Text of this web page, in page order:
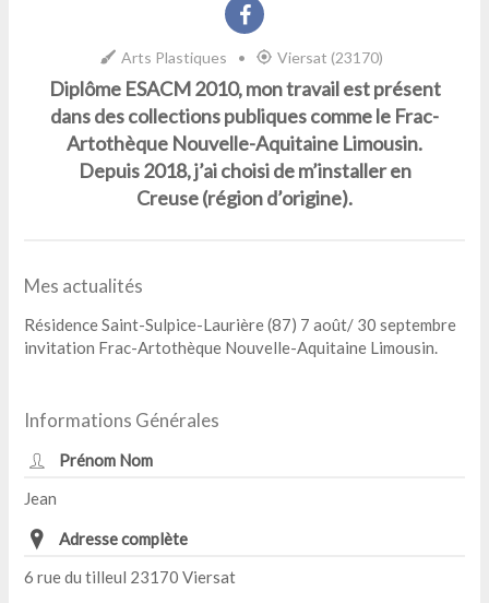
Arts Plastiques • Viersat (23170)
Diplôme ESACM 2010, mon travail est présent
dans des collections publiques comme le Frac-
Artothèque Nouvelle-Aquitaine Limousin.
Depuis 2018, j’ai choisi de m’installer en
Creuse (région d’origine).
Mes actualités
Résidence Saint-Sulpice-Laurière (87) 7 août/ 30 septembre
invitation Frac-Artothèque Nouvelle-Aquitaine Limousin.
Informations Générales
Prénom Nom
Jean
Adresse complète
6 rue du tilleul 23170 Viersat